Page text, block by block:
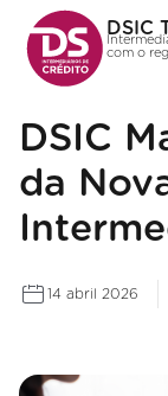
DSIC
com o
DSIC
da
14 abril 2026